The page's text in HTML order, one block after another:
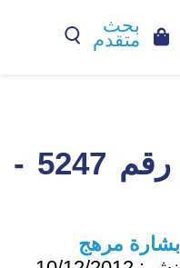
بحث
متقدم
مرسوم التجنس رقم 5247 -
بشارة مرهج